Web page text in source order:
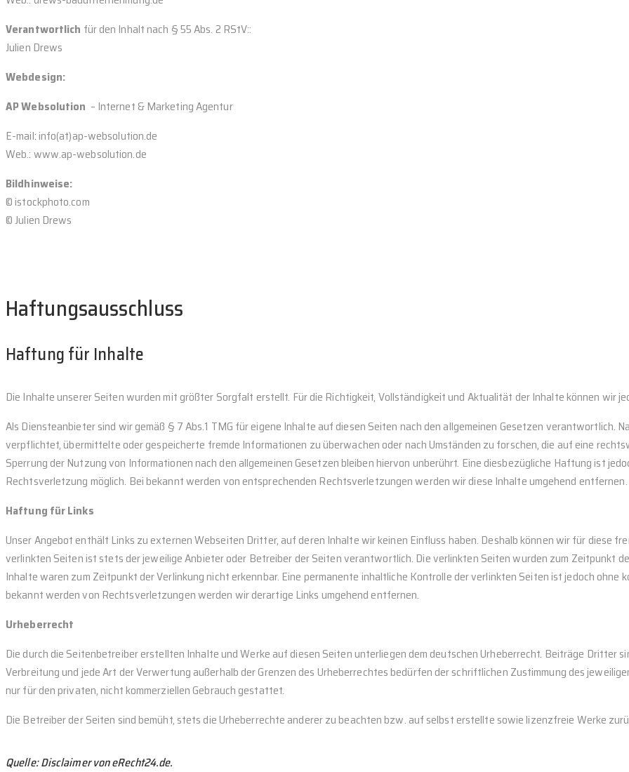
Verantwortlich für den Inhalt nach § 55 Abs. 2 RStV::
Julien Drews
Webdesign:
AP Websolution – Internet & Marketing Agentur
E-mail: info(at)ap-websolution.de
Web.: www.ap-websolution.de
Bildhinweise:
© istockphoto.com
© Julien Drews
Haftungsausschluss
Haftung für Inhalte
Die Inhalte unserer Seiten wurden mit größter Sorgfalt erstellt. Für die Richtigkeit, Vollständigkeit und Aktualität der Inhalte können wir
Als Diensteanbieter sind wir gemäß § 7 Abs.1 TMG für eigene Inhalte auf diesen Seiten nach den allgemeinen Gesetzen verantwortlich.
verpflichtet, übermittelte oder gespeicherte fremde Informationen zu überwachen oder nach Umständen zu forschen, die auf eine
Sperrung der Nutzung von Informationen nach den allgemeinen Gesetzen bleiben hiervon unberührt. Eine diesbezügliche Haftung ist
Rechtsverletzung möglich. Bei bekannt werden von entsprechenden Rechtsverletzungen werden wir diese Inhalte umgehend entfernen.
Haftung für Links
Unser Angebot enthält Links zu externen Webseiten Dritter, auf deren Inhalte wir keinen Einfluss haben. Deshalb können wir für diese
verlinkten Seiten ist stets der jeweilige Anbieter oder Betreiber der Seiten verantwortlich. Die verlinkten Seiten wurden zum Zeitpunkt
Inhalte waren zum Zeitpunkt der Verlinkung nicht erkennbar. Eine permanente inhaltliche Kontrolle der verlinkten Seiten ist jedoch
bekannt werden von Rechtsverletzungen werden wir derartige Links umgehend entfernen.
Urheberrecht
Die durch die Seitenbetreiber erstellten Inhalte und Werke auf diesen Seiten unterliegen dem deutschen Urheberrecht. Beiträge Dritter
Verbreitung und jede Art der Verwertung außerhalb der Grenzen des Urheberrechtes bedürfen der schriftlichen Zustimmung des
nur für den privaten, nicht kommerziellen Gebrauch gestattet.
Die Betreiber der Seiten sind bemüht, stets die Urheberrechte anderer zu beachten bzw. auf selbst erstellte sowie lizenzfreie Werke
Quelle: Disclaimer von eRecht24.de.